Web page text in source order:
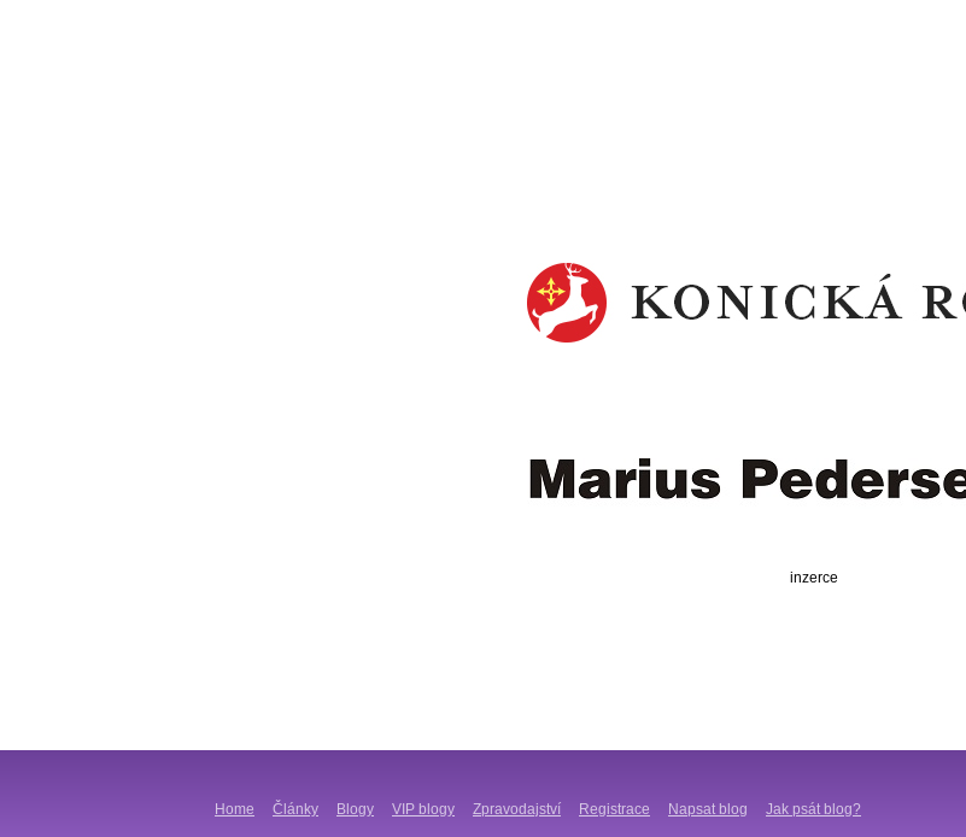
inzerce
Home Články Blogy VIP blogy Zpravodajství Registrace Napsat blog Jak psát blog?